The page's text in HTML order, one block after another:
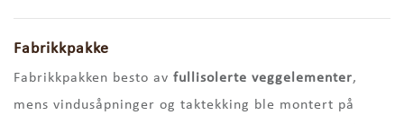
Fabrikkpakke
Fabrikkpakken besto av fullisolerte veggelementer,
mens vindusåpninger og taktekking ble montert på